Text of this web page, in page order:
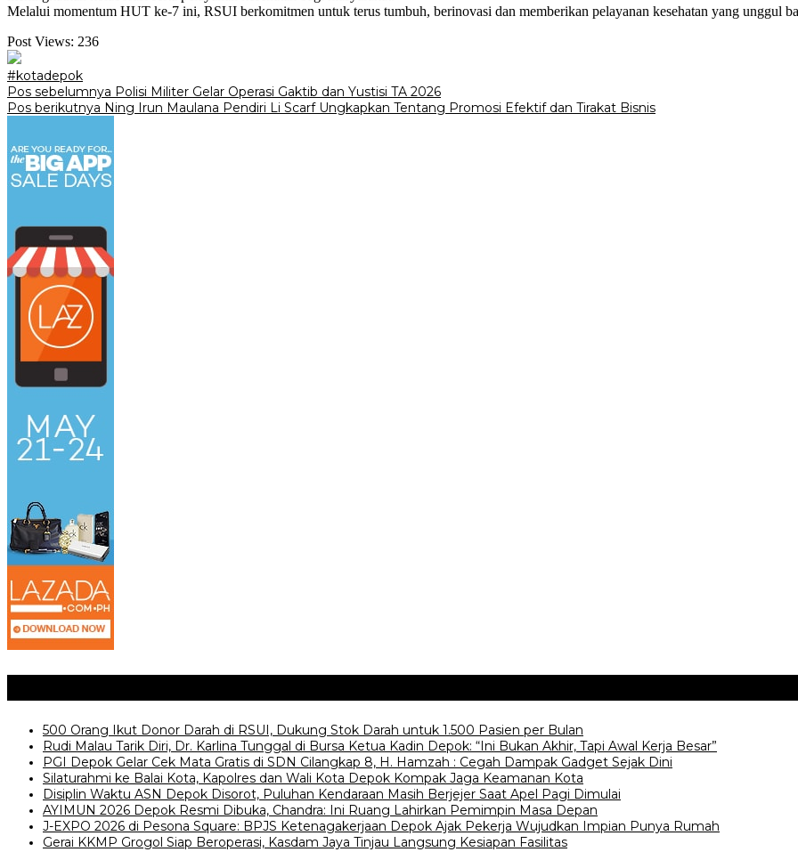
Melalui momentum HUT ke-7 ini, RSUI berkomitmen untuk terus tumbuh, berinovasi dan memberikan pelayanan kesehatan yang unggul
Post Views: 236
#kotadepok
Navigasi
pos
Pos sebelumnya Polisi Militer Gelar Operasi Gaktib dan Yustisi TA 2026
Pos berikutnya Ning Irun Maulana Pendiri Li Scarf Ungkapkan Tentang Promosi Efektif dan Tirakat Bisnis
500 Orang Ikut Donor Darah di RSUI, Dukung Stok Darah untuk 1.500 Pasien per Bulan
Rudi Malau Tarik Diri, Dr. Karlina Tunggal di Bursa Ketua Kadin Depok: “Ini Bukan Akhir, Tapi Awal Kerja Besar”
PGI Depok Gelar Cek Mata Gratis di SDN Cilangkap 8, H. Hamzah : Cegah Dampak Gadget Sejak Dini
Silaturahmi ke Balai Kota, Kapolres dan Wali Kota Depok Kompak Jaga Keamanan Kota
Disiplin Waktu ASN Depok Disorot, Puluhan Kendaraan Masih Berjejer Saat Apel Pagi Dimulai
AYIMUN 2026 Depok Resmi Dibuka, Chandra: Ini Ruang Lahirkan Pemimpin Masa Depan
J-EXPO 2026 di Pesona Square: BPJS Ketenagakerjaan Depok Ajak Pekerja Wujudkan Impian Punya Rumah
Gerai KKMP Grogol Siap Beroperasi, Kasdam Jaya Tinjau Langsung Kesiapan Fasilitas